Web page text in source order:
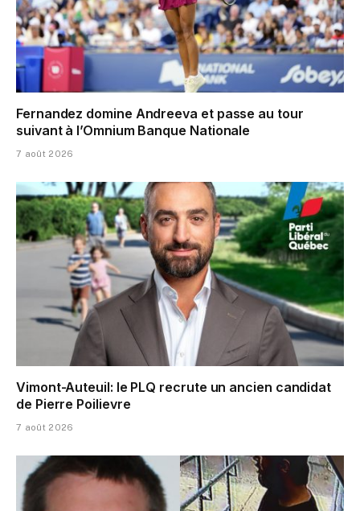
Fernandez domine Andreeva et passe au tour
suivant à l’Omnium Banque Nationale
7 août 2026
Vimont-Auteuil: le PLQ recrute un ancien candidat
de Pierre Poilievre
7 août 2026